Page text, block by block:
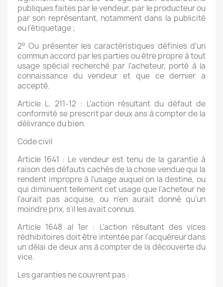
publiques faites par le vendeur, par le producteur ou
par son représentant, notamment dans la publicité
ou l'étiquetage ;
2° Ou présenter les caractéristiques définies d'un
commun accord par les parties ou être propre à tout
usage spécial recherché par l'acheteur, porté à la
connaissance du vendeur et que ce dernier a
accepté.
Article L. 211-12 : L'action résultant du défaut de
conformité se prescrit par deux ans à compter de la
délivrance du bien.
Code civil
Article 1641 : Le vendeur est tenu de la garantie à
raison des défauts cachés de la chose vendue qui la
rendent impropre à l'usage auquel on la destine, ou
qui diminuent tellement cet usage que l'acheteur ne
l'aurait pas acquise, ou n'en aurait donné qu'un
moindre prix, s'il les avait connus.
Article 1648 al 1er : L'action résultant des vices
rédhibitoires doit être intentée par l'acquéreur dans
un délai de deux ans à compter de la découverte du
vice.
Les garanties ne couvrent pas :